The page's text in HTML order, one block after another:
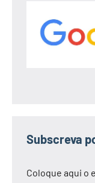
Subscreva
Coloque aqui o